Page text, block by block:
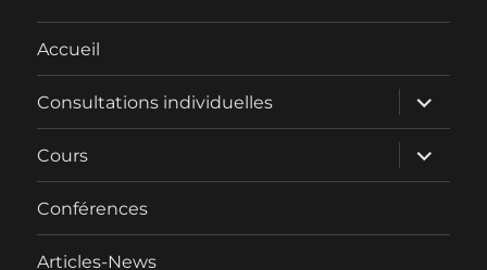
Accueil
Consultations individuelles
ouvrir
le
sous-
menu
Cours
ouvrir
le
sous-
Conférences
Articles-News